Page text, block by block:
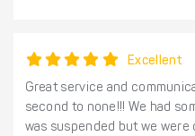
Excellent
Great service and
second to none!!! We had
was suspended but we